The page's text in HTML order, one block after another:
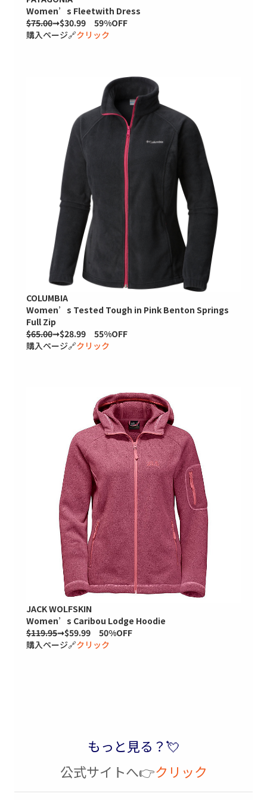
Women’s Fleetwith Dress
$75.00➞$30.99 59%OFF
購入ページ🔗クリック
COLUMBIA
Women’s Tested Tough in Pink Benton Springs
Full Zip
$65.00➞$28.99 55%OFF
購入ページ🔗クリック
JACK WOLFSKIN
Women’s Caribou Lodge Hoodie
$119.95➞$59.99 50%OFF
購入ページ🔗クリック
もっと見る？💘
公式サイトへ👉クリック